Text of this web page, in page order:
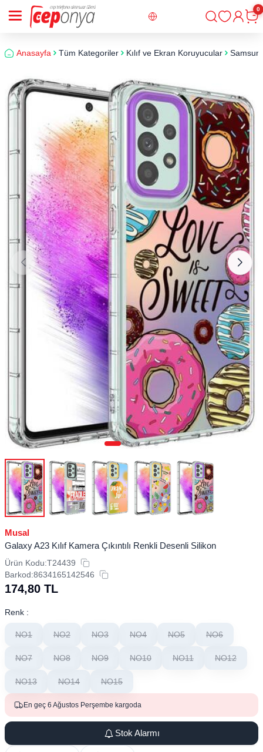
Giriş
0
Anasayfa Tüm Kategoriler Kılıf ve Ekran Koruyucular
Musal
Galaxy A23 Kılıf Kamera Çıkıntılı Renkli Desenli Silikon
Ürün Kodu:T24439
Barkod:8634165142546
174,80 TL
Renk :
NO1 NO2 NO3 NO4 NO5 NO6
NO7 NO8 NO9 NO10 NO11 NO12
NO13 NO14 NO15
En geç 6 Ağustos Perşembe kargoda
Stok Alarmı